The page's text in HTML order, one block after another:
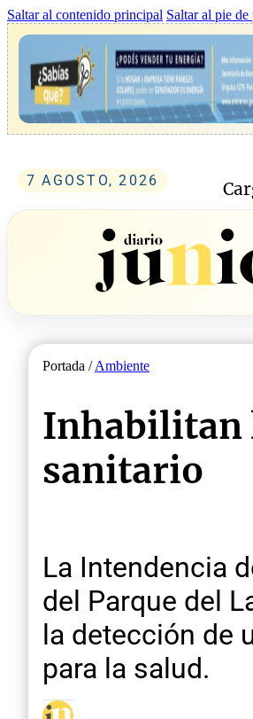
Saltar al contenido principal Saltar al pie de
7 AGOSTO, 2026
Portada /Ambiente
Inhabilitan
sanitario
La Intendencia
del Parque del
la detección de
para la salud.